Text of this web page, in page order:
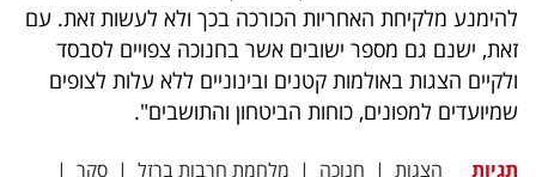
שיתופי
פעולה
להימנע מלקיחת האחריות הכורכה בכך ולא לעשות זאת. עם
זאת, ישנם גם מספר ישובים אשר בחנוכה צפויים לסבסד
ולקיים הצגות באולמות קטנים ובינוניים ללא עלות לצופים
שמיועדים למפונים, כוחות הביטחון והתושבים".
תגיות הצגות | חנוכה | מלחמת חרבות ברזל | סקר |